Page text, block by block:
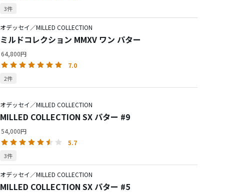
3件
オデッセイ／MILLED COLLECTION
ミルドコレクション MMXV ワン パター
64,800円
7.0
2件
オデッセイ／MILLED COLLECTION
MILLED COLLECTION SX パター #9
54,000円
5.7
3件
オデッセイ／MILLED COLLECTION
MILLED COLLECTION SX パター #5